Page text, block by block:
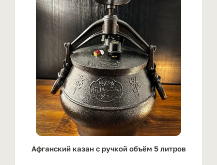
Афганский казан с ручкой oбъём 5 литров